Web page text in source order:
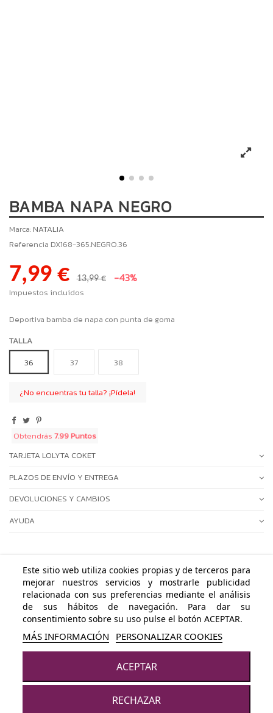
BAMBA NAPA NEGRO
Marca: NATALIA
Referencia DX168-365.NEGRO.36
7,99 € 13,99 € -43%
Impuestos incluidos
Deportiva bamba de napa con punta de goma
TALLA
36
37 38
Añadir al carrito
¿No encuentras tu talla? ¡Pídela!
Obtendrás 7.99 Puntos
TARJETA LOLYTA COKET
PLAZOS DE ENVÍO Y ENTREGA
DEVOLUCIONES Y CAMBIOS
AYUDA
ÁREA PERSONAL
NUESTRAS POLÍTICAS
CONTACTA CON NOSOTROS
Este sitio web utiliza cookies propias y de terceros para
mejorar nuestros servicios y mostrarle publicidad
relacionada con sus preferencias mediante el análisis
de sus hábitos de navegación. Para dar su
consentimiento sobre su uso pulse el botón ACEPTAR.
MÁS INFORMACIÓN PERSONALIZAR COOKIES
RECHAZAR
ACEPTAR
© LOLYTA COKET - Todos los derechos reservados · Powered byByte
Factory